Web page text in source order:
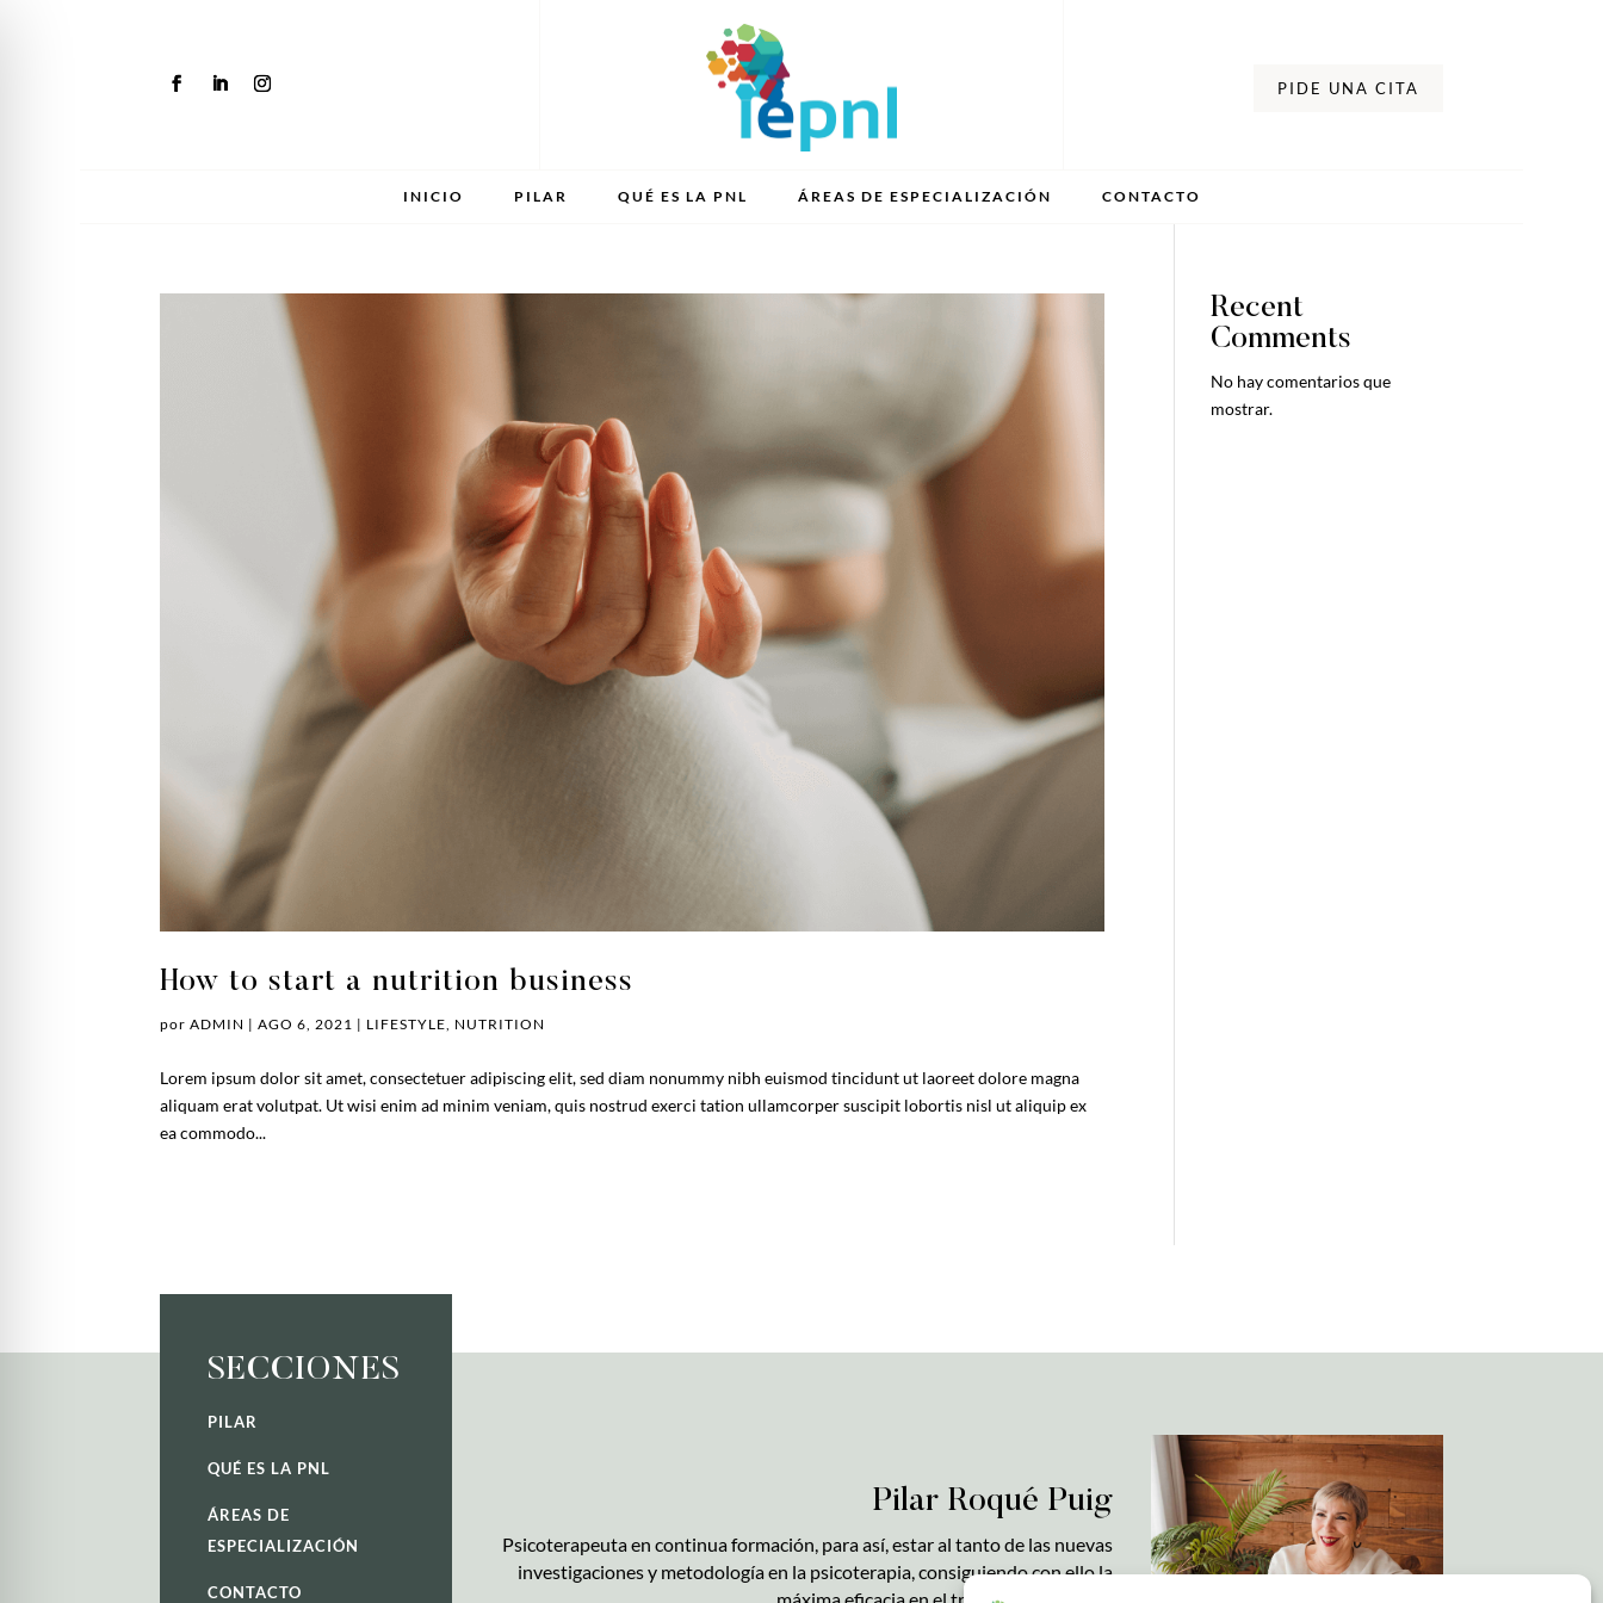
PIDE UNA CITA
INICIO PILAR QUÉ ES LA PNL ÁREAS DE ESPECIALIZACIÓN CONTACTO
How to start a nutrition business
porADMIN |AGO 6, 2021 | LIFESTYLE NUTRITION
Lorem ipsum dolor sit amet, consectetuer adipiscing elit, sed diam nonummy nibh euismod tincidunt ut laoreet dolore magna
aliquam erat volutpat. Ut wisi enim ad minim veniam, quis nostrud exerci tation ullamcorper suscipit lobortis nisl ut aliquip ex
ea commodo...
Recent
Comments
No hay comentarios que
mostrar.
SECCIONES
PILAR
QUÉ ES LA PNL
ÁREAS DE
ESPECIALIZACIÓN
CONTACTO
Pilar Roqué Puig
Psicoterapeuta en continua formación, para así, estar al tanto de las nuevas
investigaciones y metodología en la psicoterapia, consiguiendo con ello la
máxima eficacia en el trabajo terapéutico.